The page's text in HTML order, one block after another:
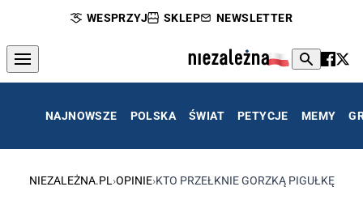
WESPRZYJ SKLEP NEWSLETTER
NAJNOWSZE POLSKA ŚWIAT PETYCJE MEMY
NIEZALEŻNA.PL ›OPINIE›KTO PRZEŁKNIE GORZKĄ PIGUŁKĘ